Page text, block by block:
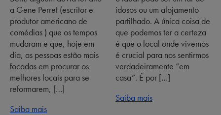
a Gene Perret (escritor e
produtor americano de
comédias ) que os tempos
mudaram e que, hoje em
dia, as pessoas estão mais
focadas em procurar os
melhores locais para se
reformarem, […]
Saiba mais
idosos ou um alojamento
partilhado. A única coisa de
que podemos ter a certeza
é que o local onde vivemos
é crucial para nos sentirmos
verdadeiramente “em
casa”. É por […]
Saiba mais